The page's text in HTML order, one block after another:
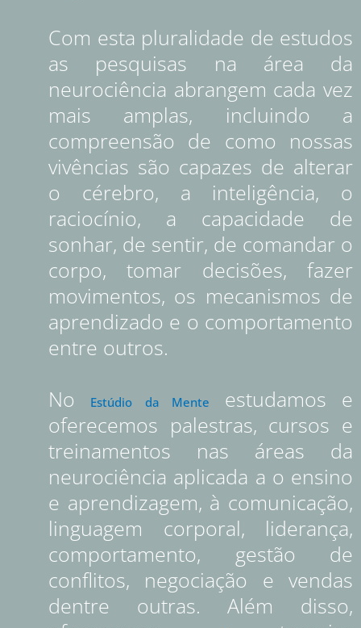
Com esta pluralidade de estudos
as pesquisas na área da
neurociência abrangem cada vez
mais amplas, incluindo a
compreensão de como nossas
vivências são capazes de alterar
o cérebro, a inteligência, o
raciocínio, a capacidade de
sonhar, de sentir, de comandar o
corpo, tomar decisões, fazer
movimentos, os mecanismos de
aprendizado e o comportamento
entre outros.
No
Estúdio da Mente
estudamos e
oferecemos palestras, cursos e
treinamentos nas áreas da
neurociência aplicada a o ensino
e aprendizagem, à comunicação,
linguagem corporal, liderança,
comportamento, gestão de
conflitos, negociação e vendas
dentre outras. Além disso,